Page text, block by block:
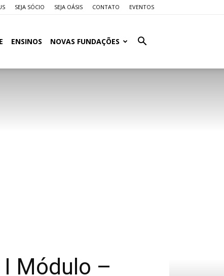
SEJA SÓCIO SEJA OÁSIS CONTATO EVENTOS
ENSINOS NOVAS FUNDAÇÕES
I Módulo –